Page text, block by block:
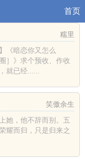
首页
糯里
《暗恋你又怎么
］》求个预收、作收
就已经......
笑傲余生
她，他不辞而别。五
耀而归，只是归来之